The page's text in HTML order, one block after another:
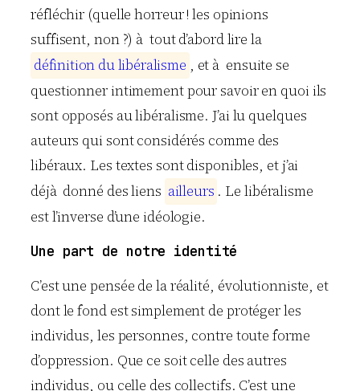
réfléchir (quelle horreur ! les opinions
suffisent, non ?) à tout d’abord lire la
définition dulibéralisme , et à ensuite se
questionner intimement pour savoir en quoi ils
sont opposés au libéralisme. J’ai lu quelques
auteurs qui sont considérés comme des
libéraux. Les textes sont disponibles, et j’ai
déjà donné des liens ailleurs . Le libéralisme
est l’inverse d’une idéologie.
Une part de notre identité
C’est une pensée de la réalité, évolutionniste, et
dont le fond est simplement de protéger les
individus, les personnes, contre toute forme
d’oppression. Que ce soit celle des autres
individus, ou celle des collectifs. C’est une